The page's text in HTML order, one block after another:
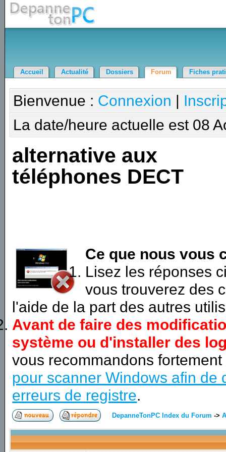
Accueil Actualité Dossiers Forum Fiches
Bienvenue : Connexion |
La date/heure actuelle est 08
alternative aux
téléphones DECT
Ce que nous vous
Lisez les réponses
vous trouverez des
l'aide de la part des autres
Avant de faire des
système ou d'installer des
vous recommandons
pour scanner Windows afin de
erreurs de registre.
DepanneTonPC Index du Forum ->